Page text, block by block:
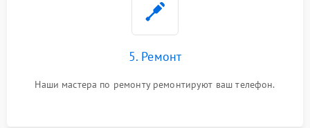
5. Ремонт
Наши мастера по ремонту ремонтируют ваш телефон.